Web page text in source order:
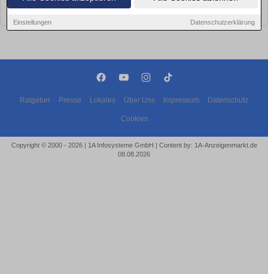
Einstellungen Datenschutzerklärung
Ratgeber Presse Lokales Über Uns Impressum Datenschutz
Cookies
Copyright © 2000 - 2026 | 1A Infosysteme GmbH | Content by: 1A-Anzeigenmarkt.de
08.08.2026